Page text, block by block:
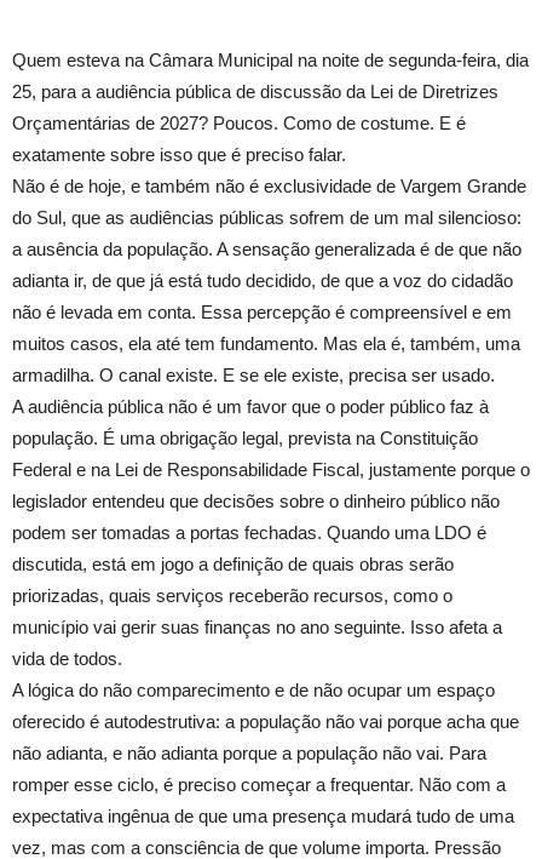
Quem esteva na Câmara Municipal na noite de segunda-feira, dia
25, para a audiência pública de discussão da Lei de Diretrizes
Orçamentárias de 2027? Poucos. Como de costume. E é
exatamente sobre isso que é preciso falar.
Não é de hoje, e também não é exclusividade de Vargem Grande
do Sul, que as audiências públicas sofrem de um mal silencioso:
a ausência da população. A sensação generalizada é de que não
adianta ir, de que já está tudo decidido, de que a voz do cidadão
não é levada em conta. Essa percepção é compreensível e em
muitos casos, ela até tem fundamento. Mas ela é, também, uma
armadilha. O canal existe. E se ele existe, precisa ser usado.
A audiência pública não é um favor que o poder público faz à
população. É uma obrigação legal, prevista na Constituição
Federal e na Lei de Responsabilidade Fiscal, justamente porque o
legislador entendeu que decisões sobre o dinheiro público não
podem ser tomadas a portas fechadas. Quando uma LDO é
discutida, está em jogo a definição de quais obras serão
priorizadas, quais serviços receberão recursos, como o
município vai gerir suas finanças no ano seguinte. Isso afeta a
vida de todos.
A lógica do não comparecimento e de não ocupar um espaço
oferecido é autodestrutiva: a população não vai porque acha que
não adianta, e não adianta porque a população não vai. Para
romper esse ciclo, é preciso começar a frequentar. Não com a
expectativa ingênua de que uma presença mudará tudo de uma
vez, mas com a consciência de que volume importa. Pressão